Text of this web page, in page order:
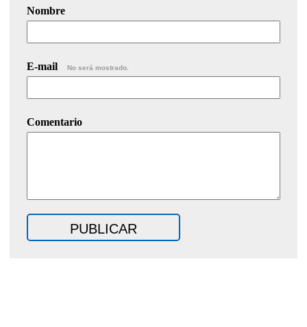
Nombre
E-mail No será mostrado.
Comentario